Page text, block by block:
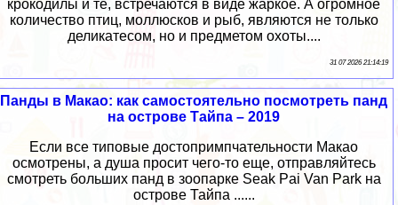
крокодилы и те, встречаются в виде жаркое. А огромное
количество птиц, моллюсков и рыб, являются не только
деликатесом, но и предметом охоты....
31 07 2026 21:14:19
Панды в Макао: как самостоятельно посмотреть панд
на острове Тайпа – 2019
Если все типовые достопримпчательности Макао
осмотрены, а душа просит чего-то еще, отправляйтесь
смотреть больших панд в зоопарке Seak Pai Van Park на
острове Тайпа ......